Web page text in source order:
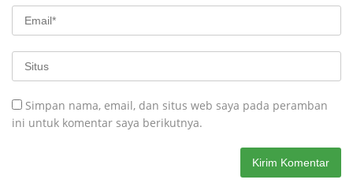
Simpan nama, email, dan situs web saya pada peramban
ini untuk komentar saya berikutnya.